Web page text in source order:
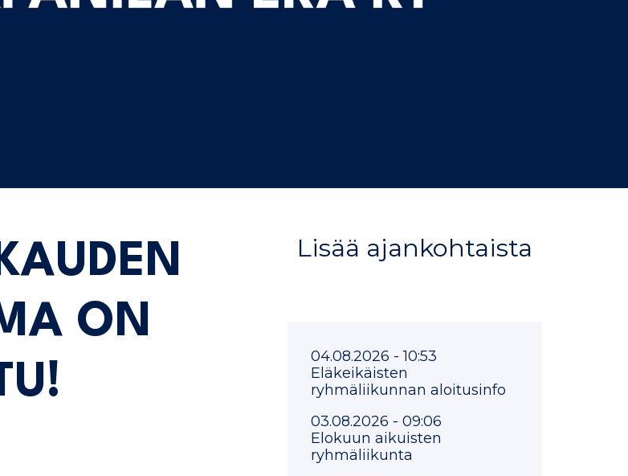
ON
Lisää ajankohtaista
04.08.2026 - 10:53
Eläkeikäisten
ryhmäliikunnan aloitusinfo
03.08.2026 - 09:06
Elokuun aikuisten
ryhmäliikunta